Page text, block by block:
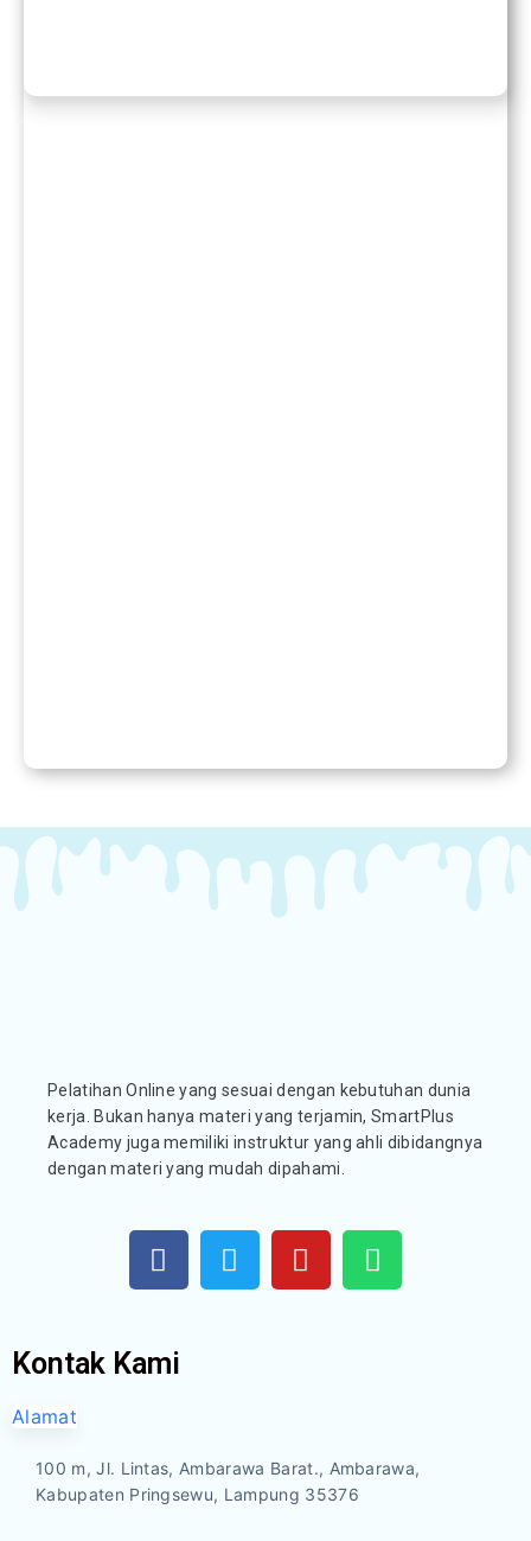
Pelatihan Online yang sesuai dengan kebutuhan dunia
kerja. Bukan hanya materi yang terjamin, SmartPlus
Academy juga memiliki instruktur yang ahli dibidangnya
dengan materi yang mudah dipahami.
Kontak Kami
Alamat
100 m, Jl. Lintas, Ambarawa Barat., Ambarawa,
Kabupaten Pringsewu, Lampung 35376